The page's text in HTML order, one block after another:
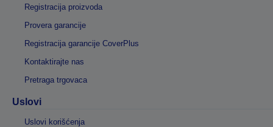
Registracija proizvoda
Provera garancije
Registracija garancije CoverPlus
Kontaktirajte nas
Pretraga trgovaca
Uslovi
Uslovi korišćenja